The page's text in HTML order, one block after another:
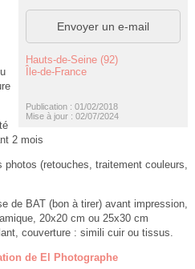
Envoyer un e-mail
Hauts-de-Seine (92)
Île-de-France
Publication : 01/02/2018
Mise à jour : 02/07/2024
2 mois
(retouches, traitement couleurs,
de BAT (bon à tirer) avant impression,
20x20 cm ou 25x30 cm
couverture : simili cuir ou tissus.
de El Photographe